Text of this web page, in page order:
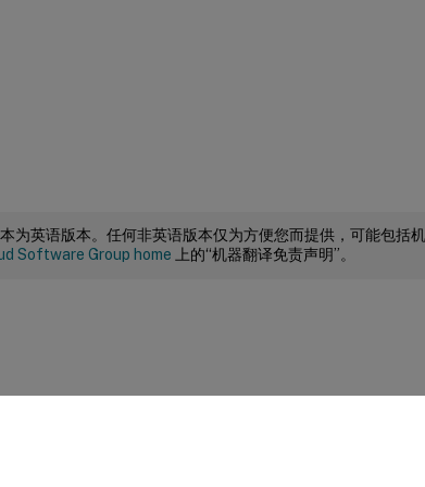
为英语版本。任何非英语版本仅为方便您而提供，可能包括
Software Group home 上的“机器翻译免责声明”。